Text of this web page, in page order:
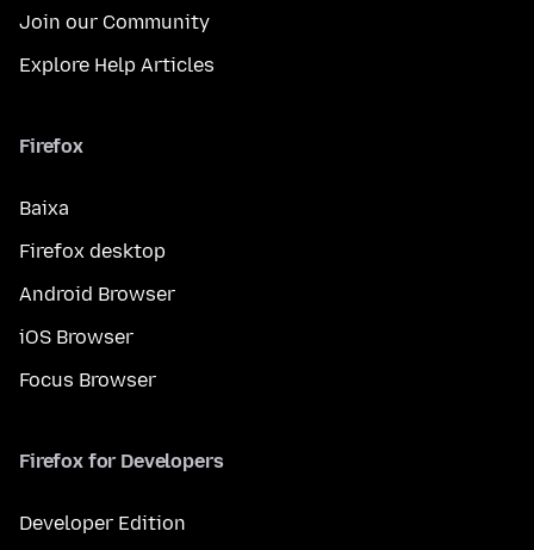
Join our Community
Explore Help Articles
Firefox
Baixa
Firefox desktop
Android Browser
iOS Browser
Focus Browser
Firefox for Developers
Developer Edition